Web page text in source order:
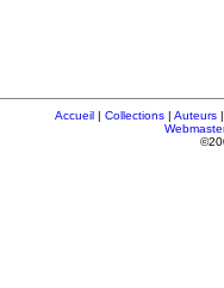
Accueil | Collections | Auteurs